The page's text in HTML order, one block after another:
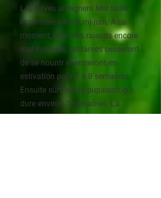
Les larves atteignent leur taille
maximale vers la mi-juin. À ce
moment, pour des raisons encore
mal connues, les larves cesseront
de se nourrir et entreront en
estivation pour 6 à 8 semaines.
Ensuite survient la pupaison qui
dure environ 2 semaines. La
tipule produit une seule